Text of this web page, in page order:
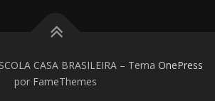
CASA BRASILEIRA – Tema OnePress
por FameThemes